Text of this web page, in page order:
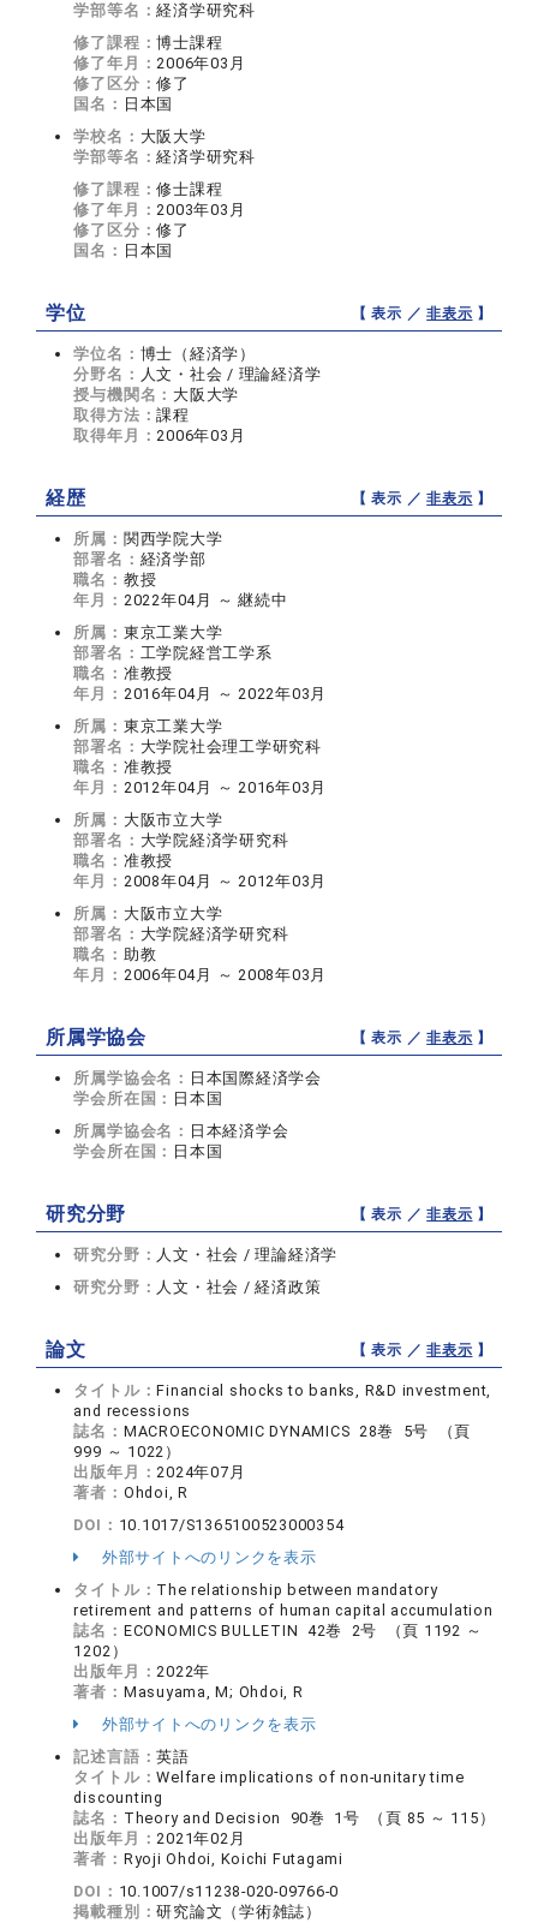
学部等名：経済学研究科
修了課程：博士課程
修了年月：2006年03月
修了区分：修了
国名： 日本国
学校名： 大阪大学
学部等名：経済学研究科
修了課程：修士課程
修了年月：2003年03月
修了区分：修了
国名： 日本国
学位 【 表示 ／非表示 】
学位名： 博士（経済学）
分野名： 人文・社会 / 理論経済学
授与機関名： 大阪大学
取得方法：課程
取得年月：2006年03月
経歴 【 表示 ／非表示 】
所属： 関西学院大学
部署名： 経済学部
職名： 教授
年月： 2022年04月 ～ 継続中
所属： 東京工業大学
部署名： 工学院経営工学系
職名： 准教授
年月： 2016年04月 ～ 2022年03月
所属： 東京工業大学
部署名： 大学院社会理工学研究科
職名： 准教授
年月： 2012年04月 ～ 2016年03月
所属： 大阪市立大学
部署名： 大学院経済学研究科
職名： 准教授
年月： 2008年04月 ～ 2012年03月
所属： 大阪市立大学
部署名： 大学院経済学研究科
職名： 助教
年月： 2006年04月 ～ 2008年03月
所属学協会 【 表示 ／非表示 】
所属学協会名： 日本国際経済学会
学会所在国： 日本国
所属学協会名： 日本経済学会
学会所在国： 日本国
研究分野 【 表示 ／非表示 】
研究分野： 人文・社会 / 理論経済学
研究分野： 人文・社会 / 経済政策
論文 【 表示 ／非表示 】
タイトル：Financial shocks to banks, R&D investment,
and recessions
誌名： MACROECONOMIC DYNAMICS 28巻 5号 （頁
999 ～ 1022）
出版年月：2024年07月
著者： Ohdoi, R
DOI： 10.1017/S1365100523000354
外部サイトへのリンクを表示
タイトル： The relationship between mandatory
retirement and patterns of human capital accumulation
誌名： ECONOMICS BULLETIN 42巻 2号 （頁 1192 ～
1202）
出版年月：2022年
著者： Masuyama, M; Ohdoi, R
外部サイトへのリンクを表示
記述言語：英語
タイトル：Welfare implications of non-unitary time
discounting
誌名： Theory and Decision 90巻 1号 （頁 85 ～ 115）
出版年月：2021年02月
著者： Ryoji Ohdoi, Koichi Futagami
DOI： 10.1007/s11238-020-09766-0
掲載種別：研究論文（学術雑誌）